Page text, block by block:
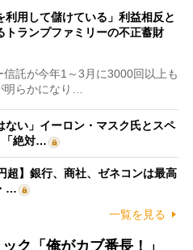
利用して儲けている」利益相反と
トランプファミリーの不正蓄財
託が今年1～3月に3000回以上も
明らかになり…
ない」イーロン・マスク氏とスペ
「絶対…
超】銀行、商社、ゼネコンは最高
…
一覧を見る
ク「俺がカブ番長！」